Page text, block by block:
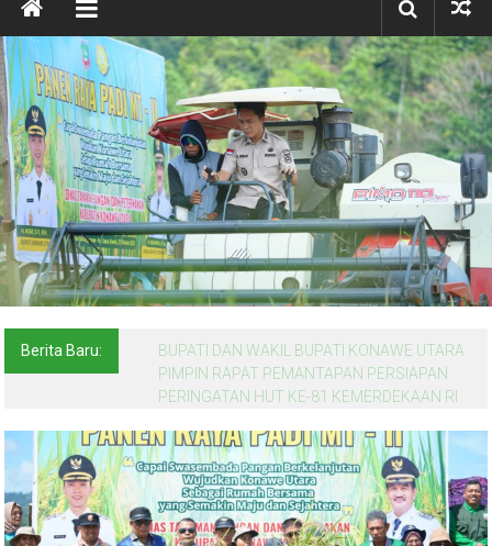
Berita Baru:
BUPATI DAN WAKIL BUPATI KONAWE UTARA
PIMPIN RAPAT PEMANTAPAN PERSIAPAN
PERINGATAN HUT KE-81 KEMERDEKAAN RI